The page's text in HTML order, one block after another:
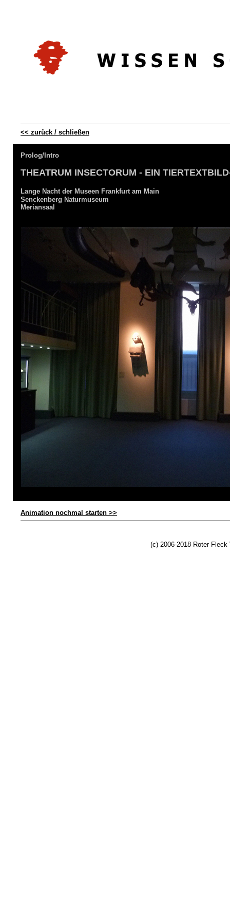
<< zurück / schließen
Prolog/Intro
THEATRUM INSECTORUM - EIN
Lange Nacht der Museen Frankfurt am Main
Senckenberg Naturmuseum
Meriansaal
Animation nochmal starten >>
(c) 2006-2018 Roter Fleck